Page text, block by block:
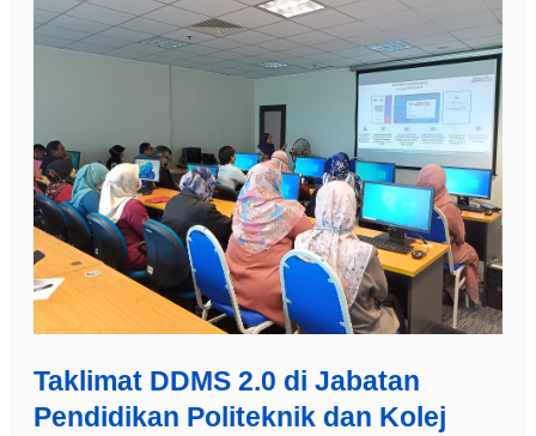
Taklimat DDMS 2.0 di Jabatan
Pendidikan Politeknik dan Kolej